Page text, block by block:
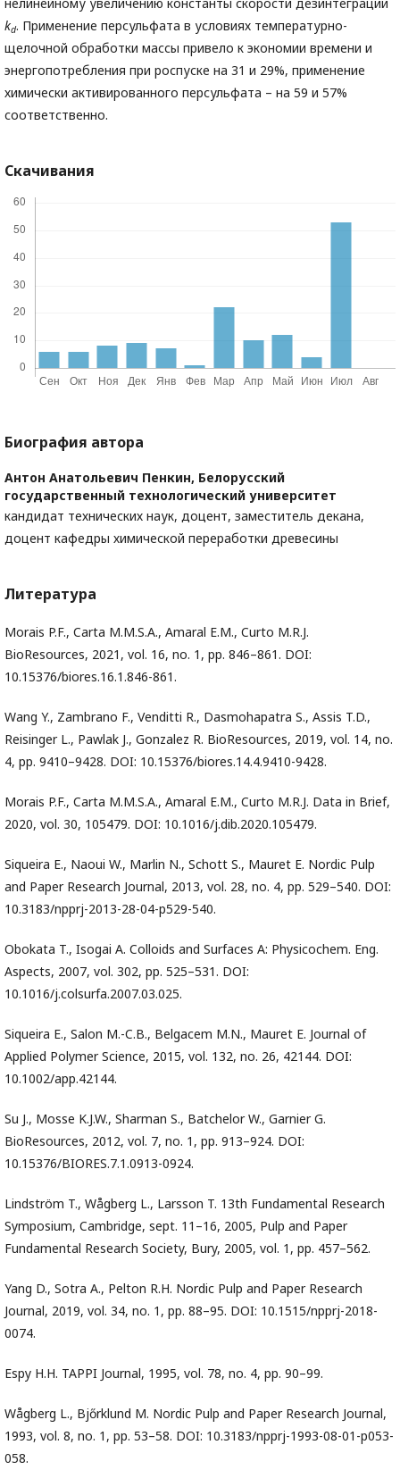
нелинейному увеличению константы скорости дезинтеграции
kd. Применение персульфата в условиях температурно-
щелочной обработки массы привело к экономии времени и
энергопотребления при роспуске на 31 и 29%, применение
химически активированного персульфата – на 59 и 57%
соответственно.
Скачивания
Биография автора
Антон Анатольевич Пенкин, Белорусский
государственный технологический университет
кандидат технических наук, доцент, заместитель декана,
доцент кафедры химической переработки древесины
Литература
Morais P.F., Carta M.M.S.A., Amaral E.M., Curto M.R.J.
BioResources, 2021, vol. 16, no. 1, pp. 846–861. DOI:
10.15376/biores.16.1.846-861.
Wang Y., Zambrano F., Venditti R., Dasmohapatra S., Assis T.D.,
Reisinger L., Pawlak J., Gonzalez R. BioResources, 2019, vol. 14, no.
4, pp. 9410–9428. DOI: 10.15376/biores.14.4.9410-9428.
Morais P.F., Carta M.M.S.A., Amaral E.M., Curto M.R.J. Data in Brief,
2020, vol. 30, 105479. DOI: 10.1016/j.dib.2020.105479.
Siqueira E., Naoui W., Marlin N., Schott S., Mauret E. Nordic Pulp
and Paper Research Journal, 2013, vol. 28, no. 4, pp. 529–540. DOI:
10.3183/npprj-2013-28-04-p529-540.
Obokata T., Isogai A. Colloids and Surfaces A: Physicochem. Eng.
Aspects, 2007, vol. 302, pp. 525–531. DOI:
10.1016/j.colsurfa.2007.03.025.
Siqueira E., Salon M.-C.B., Belgacem M.N., Mauret E. Journal of
Applied Polymer Science, 2015, vol. 132, no. 26, 42144. DOI:
10.1002/app.42144.
Su J., Mosse K.J.W., Sharman S., Batchelor W., Garnier G.
BioResources, 2012, vol. 7, no. 1, pp. 913–924. DOI:
10.15376/BIORES.7.1.0913-0924.
Lindström T., Wågberg L., Larsson T. 13th Fundamental Research
Symposium, Cambridge, sept. 11–16, 2005, Pulp and Paper
Fundamental Research Society, Bury, 2005, vol. 1, pp. 457–562.
Yang D., Sotra A., Pelton R.H. Nordic Pulp and Paper Research
Journal, 2019, vol. 34, no. 1, pp. 88–95. DOI: 10.1515/npprj-2018-
0074.
Espy H.H. TAPPI Journal, 1995, vol. 78, no. 4, pp. 90–99.
Wågberg L., Bjőrklund M. Nordic Pulp and Paper Research Journal,
1993, vol. 8, no. 1, pp. 53–58. DOI: 10.3183/npprj-1993-08-01-p053-
058.